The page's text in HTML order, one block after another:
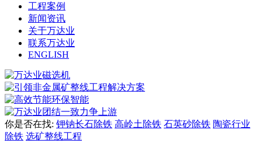
工程案例
新闻资讯
关于万达业
联系万达业
ENGLISH
你是否在找: 钾钠长石除铁 高岭土除铁 石英砂除铁 陶瓷行业
除铁 选矿整线工程